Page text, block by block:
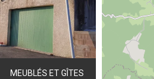
MEUBLÉS ET GÎTES